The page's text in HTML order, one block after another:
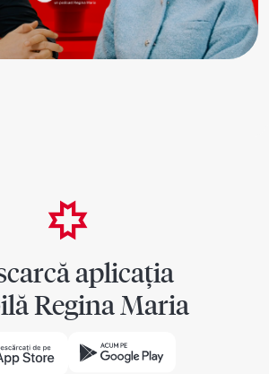
aplicația
Regina Maria